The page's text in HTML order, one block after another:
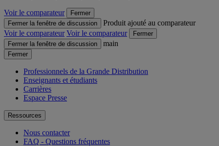
Voir le comparateur
Fermer
Fermer la fenêtre de discussion
Produit ajouté au comparateur
Voir le comparateur Voir le comparateur
Fermer
Fermer la fenêtre de discussion
main
Fermer
Professionnels de la Grande Distribution
Enseignants et étudiants
Carrières
Espace Presse
Ressources
Nous contacter
FAQ - Questions fréquentes